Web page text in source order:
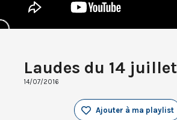
Laudes du 14
14/07/2016
Ajouter à ma playlist